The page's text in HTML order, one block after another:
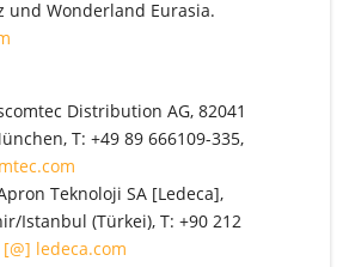
und Wonderland Eurasia.
Distribution AG, 82041
T: +49 89 666109-335,
Teknoloji SA [Ledeca],
Istanbul (Türkei), T: +90 212
ledeca.com